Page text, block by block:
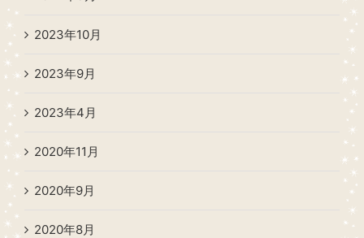
2023年10月
2023年9月
2023年4月
2020年11月
2020年9月
2020年8月